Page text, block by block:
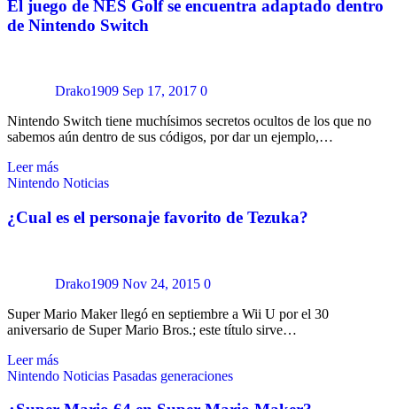
El juego de NES Golf se encuentra adaptado dentro
de Nintendo Switch
Drako1909 Sep 17, 2017 0
Nintendo Switch tiene muchísimos secretos ocultos de los que no
sabemos aún dentro de sus códigos, por dar un ejemplo,…
Leer más
Nintendo Noticias
¿Cual es el personaje favorito de Tezuka?
Drako1909 Nov 24, 2015 0
Super Mario Maker llegó en septiembre a Wii U por el 30
aniversario de Super Mario Bros.; este título sirve…
Leer más
Nintendo Noticias Pasadas generaciones